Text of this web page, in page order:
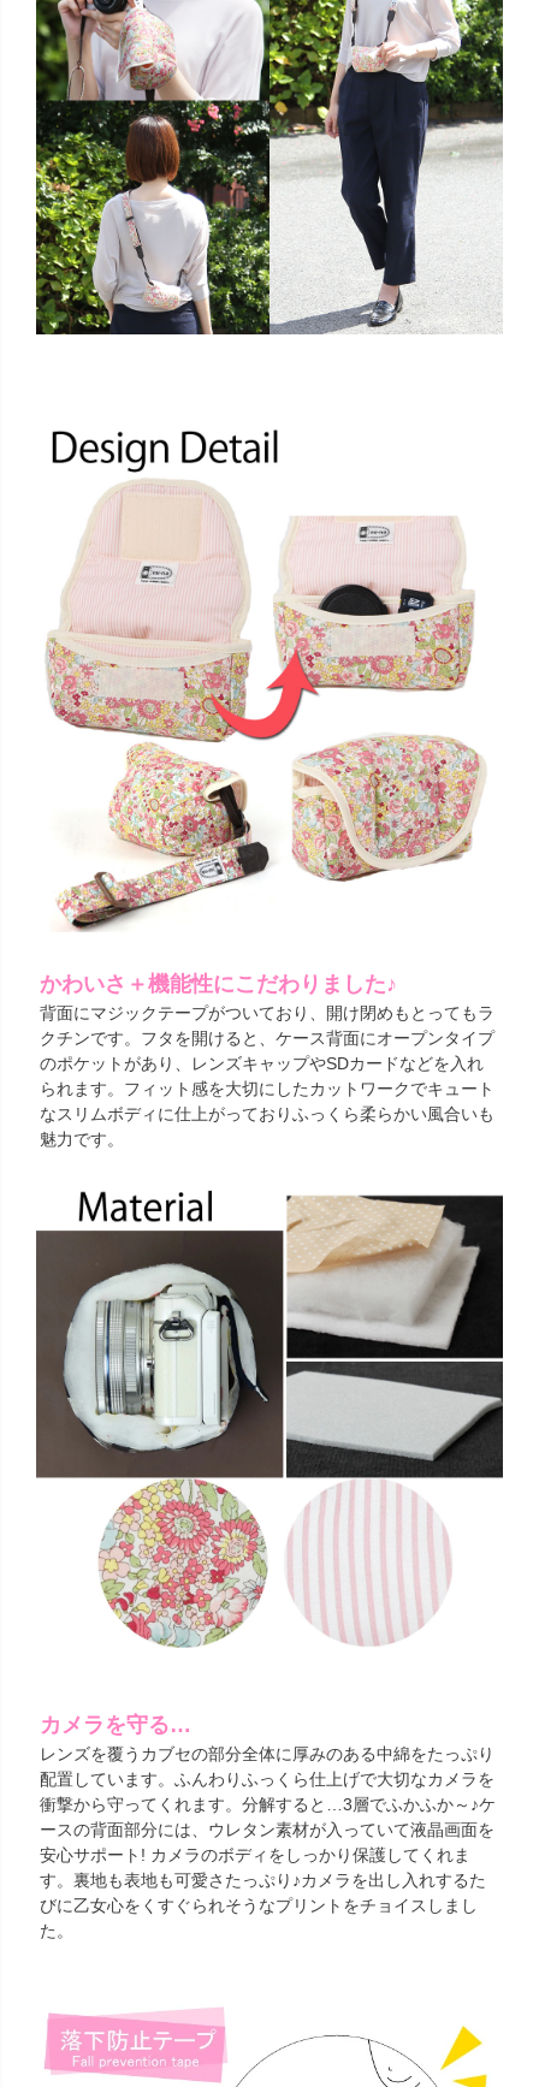
かわいさ＋機能性にこだわりました♪
背面にマジックテープがついており、開け閉めもとってもラ
クチンです。フタを開けると、ケース背面にオープンタイプ
のポケットがあり、レンズキャップやSDカードなどを入れ
られます。フィット感を大切にしたカットワークでキュート
なスリムボディに仕上がっておりふっくら柔らかい風合いも
魅力です。
カメラを守る…
レンズを覆うカブセの部分全体に厚みのある中綿をたっぷり
配置しています。ふんわりふっくら仕上げで大切なカメラを
衝撃から守ってくれます。分解すると…3層でふかふか～♪ケ
ースの背面部分には、ウレタン素材が入っていて液晶画面を
安心サポート! カメラのボディをしっかり保護してくれま
す。裏地も表地も可愛さたっぷり♪カメラを出し入れするた
びに乙女心をくすぐられそうなプリントをチョイスしまし
た。